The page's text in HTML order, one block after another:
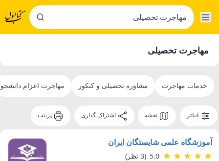
مهاجرت تحصیلی
خدمات مهاجرت مشاوره تحصیلی و کنکور مهاجرت اعزام دانشجو
نقشه اشتراک گذاری
آموزشگاه علمی شایستگان ایران
5.0 (3 نظر)